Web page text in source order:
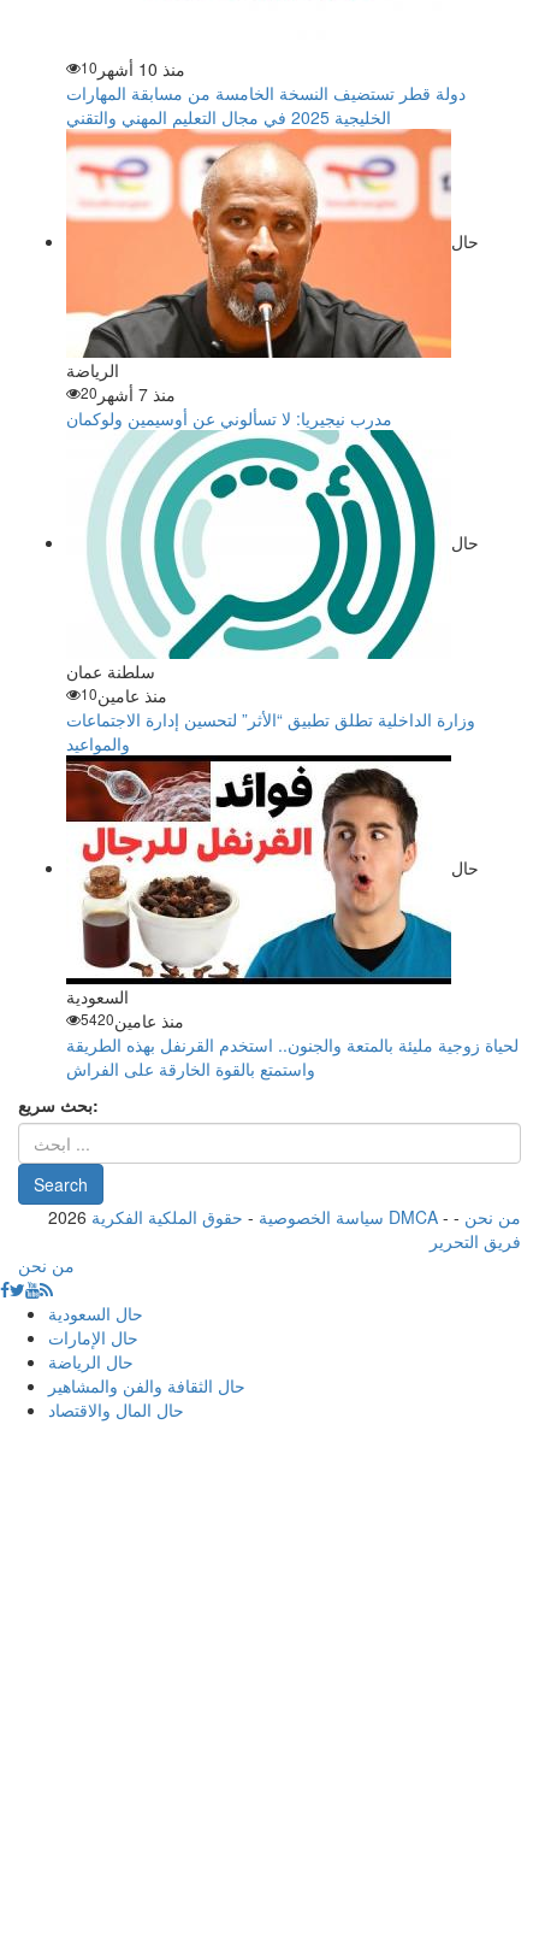
منذ 10 أشهر 10
دولة قطر تستضيف النسخة الخامسة من مسابقة المهارات
الخليجية 2025 في مجال التعليم المهني والتقني
حال
الرياضة
منذ 7 أشهر
20
مدرب نيجيريا: لا تسألوني عن أوسيمين ولوكمان
حال
سلطنة عمان
منذ عامين10
وزارة الداخلية تطلق تطبيق “الأثر” لتحسين إدارة الاجتماعات
والمواعيد
حال
السعودية
منذ عامين5420
لحياة زوجية مليئة بالمتعة والجنون.. استخدم القرنفل بهذه الطريقة
واستمتع بالقوة الخارقة على الفراش
بحث سريع:
2026 سياسة الخصوصية - حقوق الملكية الفكرية DMCA - من نحن -
فريق التحرير
من نحن
حال السعودية
حال الإمارات
حال الرياضة
حال الثقافة والفن والمشاهير
حال المال والاقتصاد